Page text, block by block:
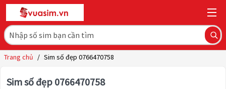
Trang chủ / Sim số đẹp 0766470758
Sim số đẹp 0766470758